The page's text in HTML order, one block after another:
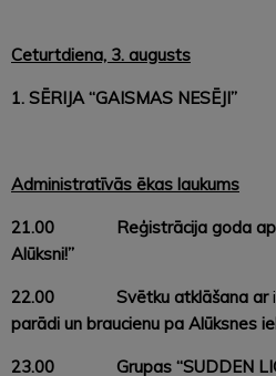
Ceturtdiena, 3. augusts
1. SĒRIJA “GAISMAS NESĒJI”
Administratīvās ēkas laukums
21.00
Reģistrācija goda
Alūksni!”
22.00 Svētku atklāšana ari
parādi un braucienu pa Alūksnes
23.00 Grupas “SUDDEN